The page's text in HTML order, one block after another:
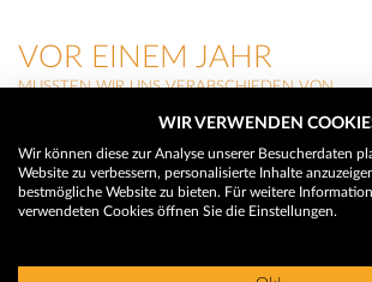
VOR EINEM JAHR
MUSSTEN WIR UNS VERABSCHIEDEN VON
MILLI SCHRIEBL
(Seeboden)
HERMINE EGGER
(Krems in Kärnten)
WIR VERWENDEN
Wir können diese zur Analyse unserer Besucherdaten
Website zu verbessern, personalisierte Inhalte
bestmögliche Website zu bieten. Für weitere
verwendeten Cookies öffnen Sie die Einstellungen.